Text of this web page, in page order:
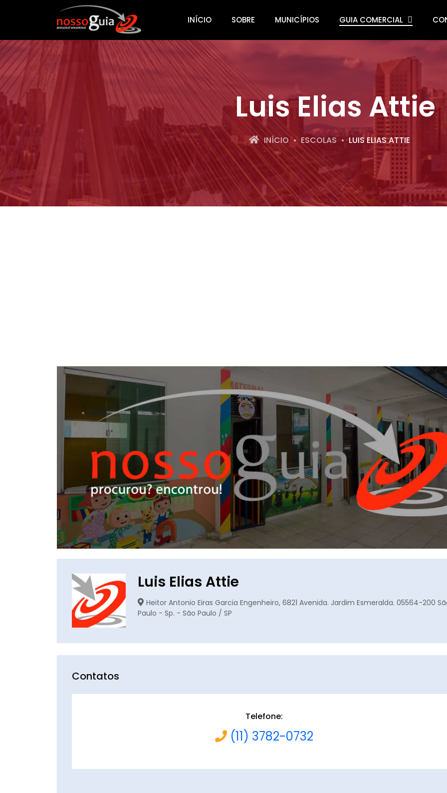
INÍCIO SOBRE MUNICÍPIOS GUIA COMERCIAL
Luis Elias Attie
INÍCIO ESCOLAS LUIS ELIAS ATTIE
Luis Elias Attie
Heitor Antonio Eiras Garcia Engenheiro, 6821 Avenida. Jardim Esmeralda. 05564-200
Paulo - Sp. - São Paulo / SP
Contatos
Telefone:
(11) 3782-0732